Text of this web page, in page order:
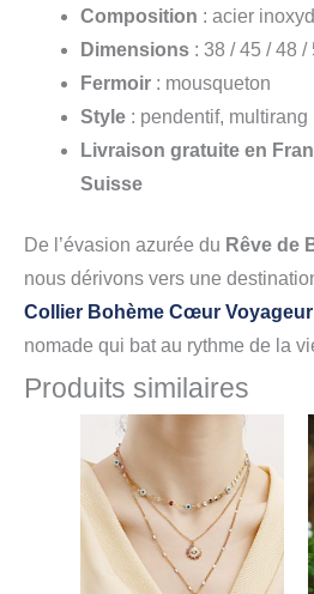
Composition : acier
Dimensions: 38 / 45 / 48 /
Fermoir: mousqueton
Style: pendentif, multirang
Livraison gratuite en
Suisse
De l’évasion azurée du Rêve de
nous dérivons vers une
Collier Bohème Cœur Voyageur
nomade qui bat au rythme de la
Produits similaires